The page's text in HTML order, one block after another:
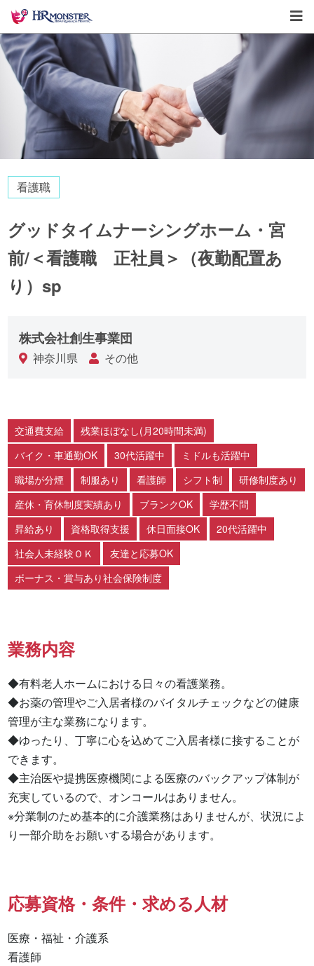
看護職
グッドタイムナーシングホーム・宮
前/＜看護職 正社員＞（夜勤配置あ
り）sp
株式会社創生事業団
神奈川県 その他
交通費支給
残業ほぼなし(月20時間未満)
バイク・車通勤OK
30代活躍中
ミドルも活躍中
職場が分煙
制服あり 看護師 シフト制
研修制度あり
産休・育休制度実績あり
ブランクOK
学歴不問
昇給あり
資格取得支援 休日面接OK
20代活躍中
社会人未経験ＯＫ
友達と応募OK
ボーナス・賞与あり社会保険制度
業務内容
◆有料老人ホームにおける日々の看護業務。
◆お薬の管理やご入居者様のバイタルチェックなどの健康
管理が主な業務になります。
◆ゆったり、丁寧に心を込めてご入居者様に接することが
できます。
◆主治医や提携医療機関による医療のバックアップ体制が
充実しているので、オンコールはありません。
※分業制のため基本的に介護業務はありませんが、状況によ
り一部介助をお願いする場合があります。
応募資格・条件・求める人材
医療・福祉・介護系
看護師